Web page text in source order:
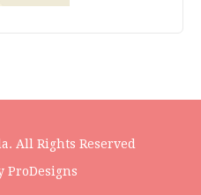
All Rights Reserved
ProDesigns